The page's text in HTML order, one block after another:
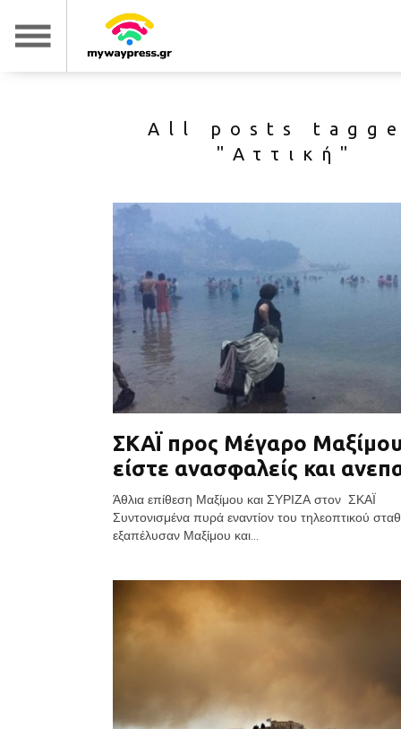
All posts
"Αττική"
ΣΚΑΪ προς Μέγαρο
είστε ανασφαλείς και
Άθλια επίθεση Μαξίμου και ΣΥΡΙΖΑ στον ΣΚΑΪ
Συντονισμένα πυρά εναντίον του τηλεοπτικού
εξαπέλυσαν Μαξίμου και...